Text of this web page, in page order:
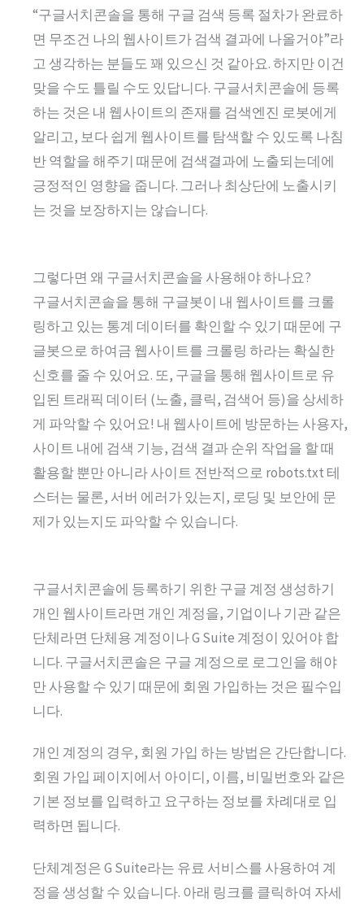
“구글서치콘솔을 통해 구글 검색 등록 절차가 완료하
면 무조건 나의 웹사이트가 검색 결과에 나올거야”라
고 생각하는 분들도 꽤 있으신 것 같아요. 하지만 이건
맞을 수도 틀릴 수도 있답니다. 구글서치콘솔에 등록
하는 것은 내 웹사이트의 존재를 검색엔진 로봇에게
알리고, 보다 쉽게 웹사이트를 탐색할 수 있도록 나침
반 역할을 해주기 때문에 검색결과에 노출되는데에
긍정적인 영향을 줍니다. 그러나 최상단에 노출시키
는 것을 보장하지는 않습니다.
그렇다면 왜 구글서치콘솔을 사용해야 하나요?
구글서치콘솔을 통해 구글봇이 내 웹사이트를 크롤
링하고 있는 통계 데이터를 확인할 수 있기 때문에 구
글봇으로 하여금 웹사이트를 크롤링 하라는 확실한
신호를 줄 수 있어요. 또, 구글을 통해 웹사이트로 유
입된 트래픽 데이터 (노출, 클릭, 검색어 등)을 상세하
게 파악할 수 있어요! 내 웹사이트에 방문하는 사용자,
사이트 내에 검색 기능, 검색 결과 순위 작업을 할 때
활용할 뿐만 아니라 사이트 전반적으로 robots.txt 테
스터는 물론, 서버 에러가 있는지, 로딩 및 보안에 문
제가 있는지도 파악할 수 있습니다.
구글서치콘솔에 등록하기 위한 구글 계정 생성하기
개인 웹사이트라면 개인 계정을, 기업이나 기관 같은
단체라면 단체용 계정이나 G Suite 계정이 있어야 합
니다. 구글서치콘솔은 구글 계정으로 로그인을 해야
만 사용할 수 있기 때문에 회원 가입하는 것은 필수입
니다.
개인 계정의 경우, 회원 가입 하는 방법은 간단합니다.
회원 가입 페이지에서 아이디, 이름, 비밀번호와 같은
기본 정보를 입력하고 요구하는 정보를 차례대로 입
력하면 됩니다.
단체계정은 G Suite라는 유료 서비스를 사용하여 계
정을 생성할 수 있습니다. 아래 링크를 클릭하여 자세